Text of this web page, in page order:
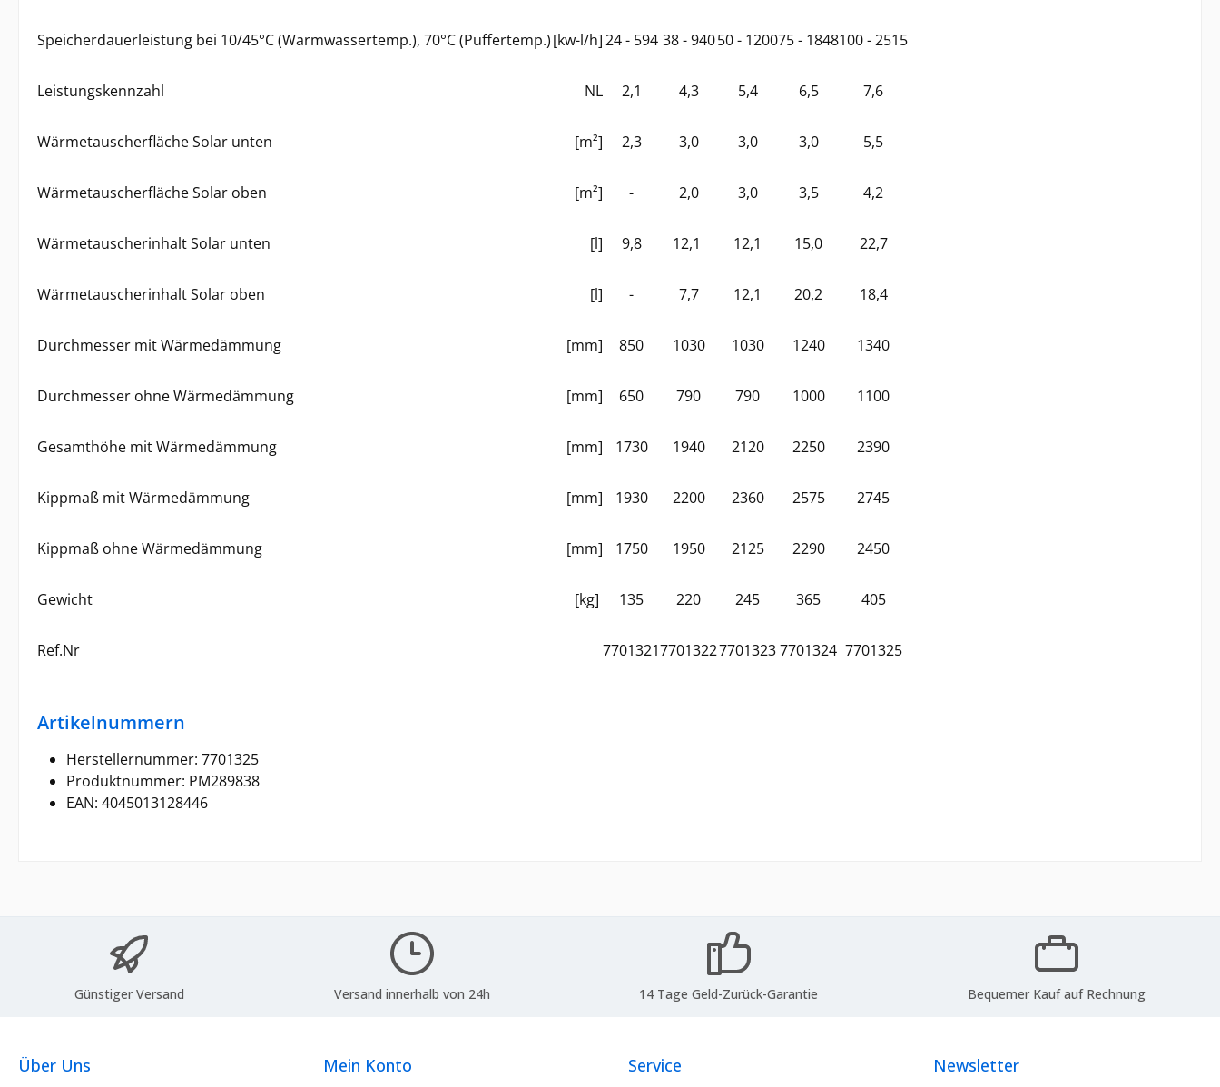
Speicherdauerleistung bei 10/45°C (Warmwassertemp.), 70°C (Puffertemp.)[kw-l/h]24 - 594 38 - 94050 - 120075 - 1848100 - 2515
Leistungskennzahl NL 2,1 4,3 5,4 6,5 7,6
Wärmetauscherfläche Solar unten [m²] 2,3 3,0 3,0 3,0 5,5
Wärmetauscherfläche Solar oben [m²] - 2,0 3,0 3,5 4,2
Wärmetauscherinhalt Solar unten [l] 9,8 12,1 12,1 15,0 22,7
Wärmetauscherinhalt Solar oben [l] - 7,7 12,1 20,2 18,4
Durchmesser mit Wärmedämmung [mm] 850 1030 1030 1240 1340
Durchmesser ohne Wärmedämmung [mm] 650 790 790 1000 1100
Gesamthöhe mit Wärmedämmung [mm] 1730 1940 2120 2250 2390
Kippmaß mit Wärmedämmung [mm] 1930 2200 2360 2575 2745
Kippmaß ohne Wärmedämmung [mm] 1750 1950 2125 2290 2450
Gewicht [kg] 135 220 245 365 405
Ref.Nr 7701321770132277013237701324 7701325
Artikelnummern
Herstellernummer: 7701325
Produktnummer: PM289838
EAN: 4045013128446
Günstiger Versand Versand innerhalb von 24h 14 Tage Geld-Zurück-Garantie Bequemer Kauf auf Rechnung
Über Uns Mein Konto Service Newsletter